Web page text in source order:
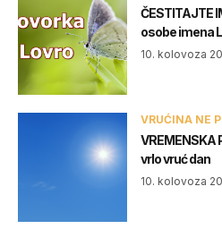
ČESTITAJTE
osobe imena
10. kolovoza
VRUĆINA NE
VREMENSKA
vrlo vruć dan
10. kolovoza